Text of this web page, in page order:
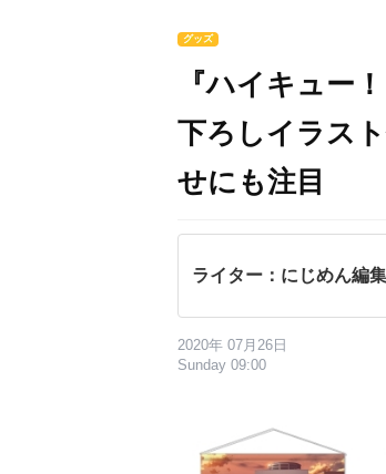
グッズ
『ハイキュー
下ろしイラス
せにも注目
ライター：にじめん編
2020年 07月26日
Sunday 09:00